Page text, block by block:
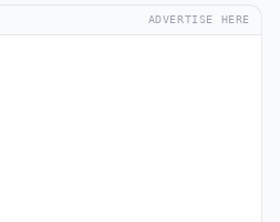
ADVERTISE HERE